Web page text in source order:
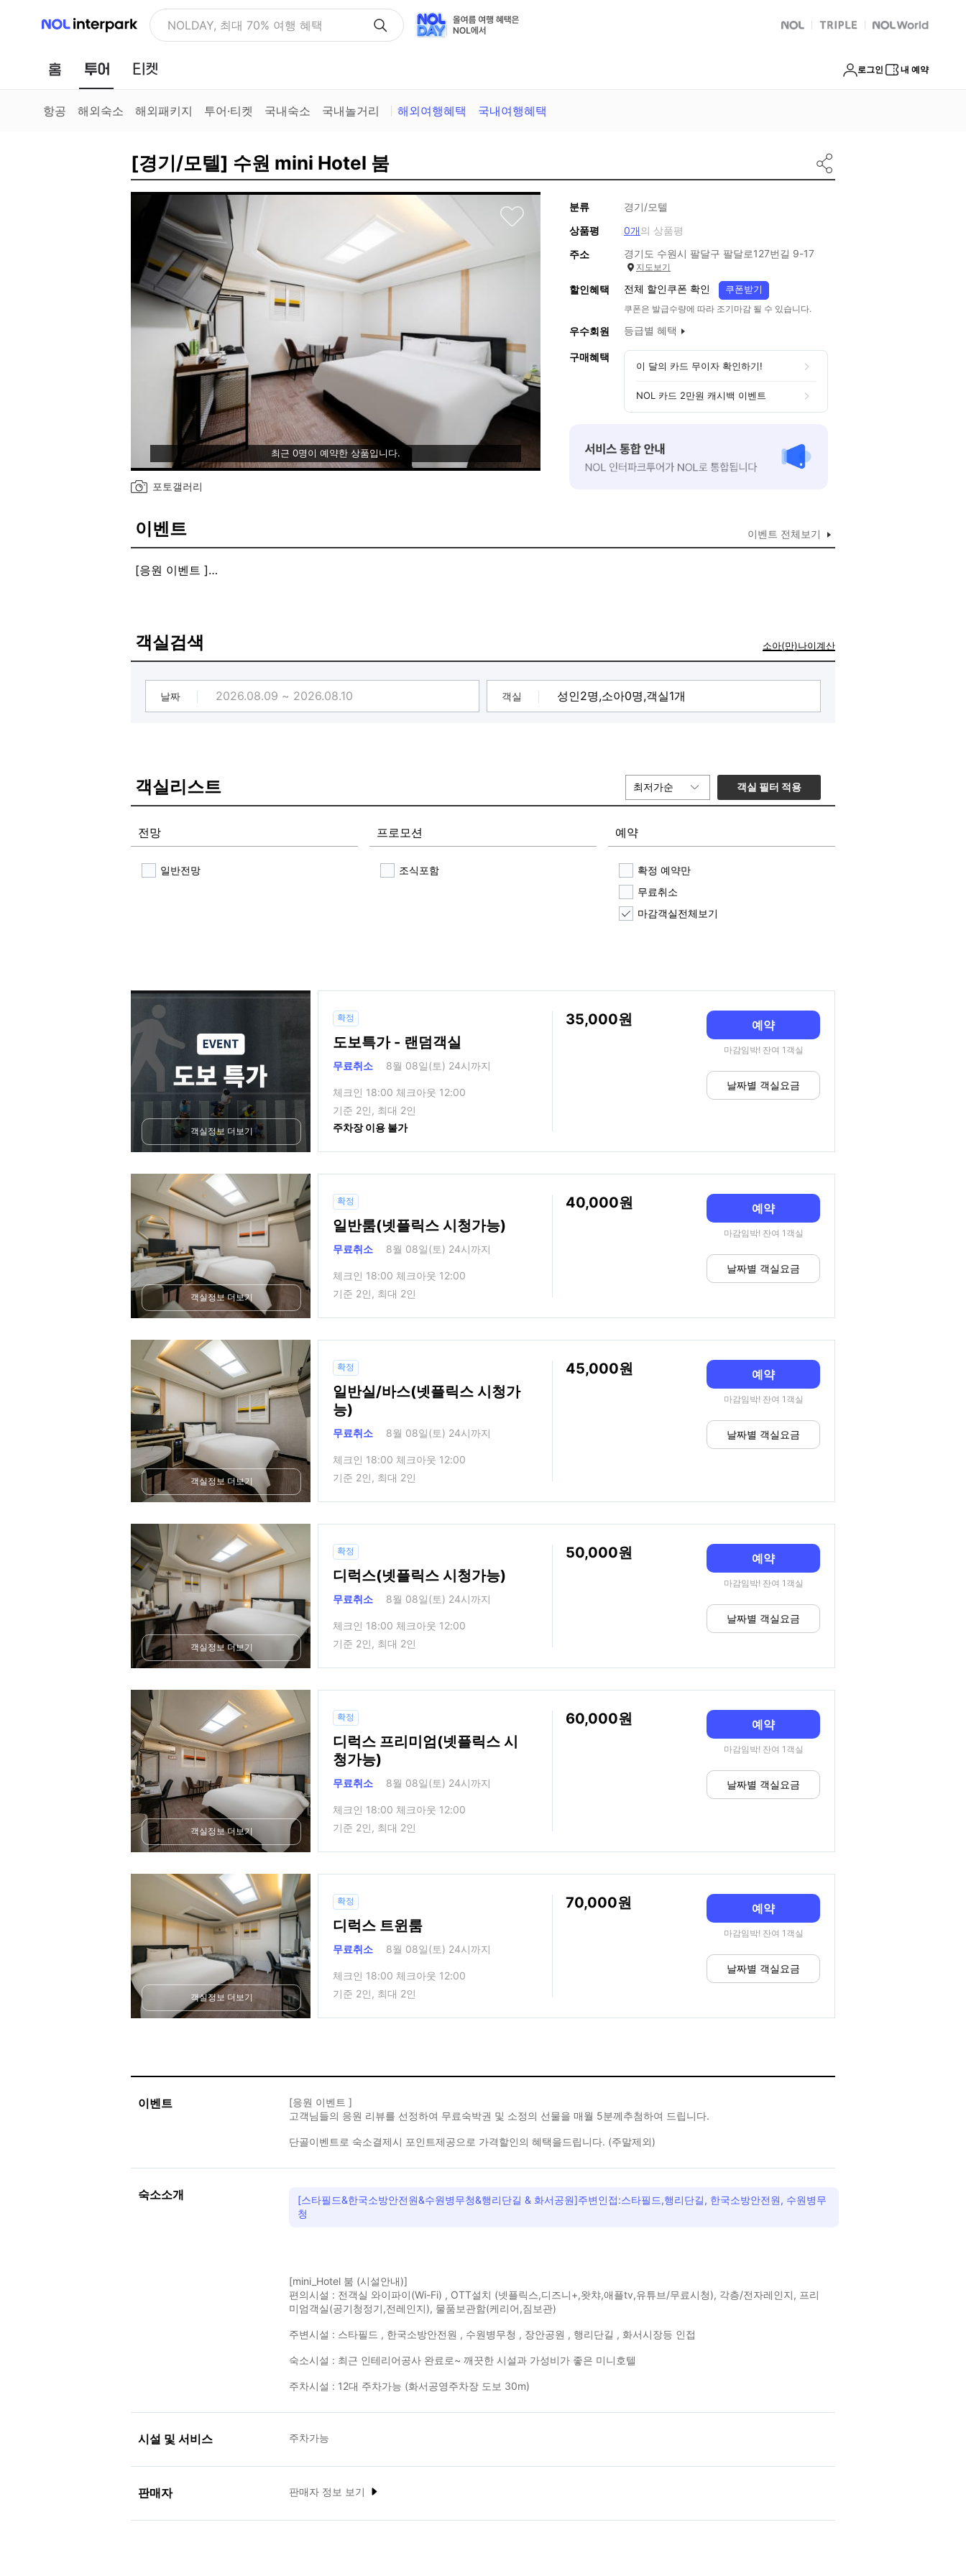
NOL 인터파크 NOLDAY, 최대 70% 여행 혜택 NOL 트리플 Global Interpark
홈 투어 로그인 내 예약
항공 해외숙소 해외패키지 투어·티켓 국내숙소 국내놀거리 해외여행혜택 국내여행혜택
[경기/모텔] 수원 mini Hotel 붐
최근 0명이 예약한 상품입니다.
포토갤러리
분류
경기/모텔
상품평
0개의 상품평
주소
경기도 수원시 팔달구 팔달로127번길 9-17
지도보기
할인혜택 전체 할인쿠폰 확인 쿠폰받기
쿠폰은 발급수량에 따라 조기마감 될 수 있습니다.
우수회원 등급별 혜택
구매혜택
이 달의 카드 무이자 확인하기!
NOL 카드 2만원 캐시백 이벤트
이벤트 이벤트 전체보기
[응원 이벤트 ]
객실검색 소아(만)나이계산
날짜 객실
객실리스트 최저가순 객실 필터 적용
전망
일반전망
프로모션
조식포함
예약
확정 예약만
무료취소
마감객실전체보기
객실정보 더보기
확정
도보특가 - 랜덤객실
무료취소 8월 08일(토) 24시까지
체크인 18:00 체크아웃 12:00
기준 2인, 최대 2인
주차장 이용 불가
35,000 예약
마감임박! 잔여 1객실
날짜별 객실요금
객실정보 더보기
확정
일반룸(넷플릭스 시청가능)
무료취소 8월 08일(토) 24시까지
체크인 18:00 체크아웃 12:00
기준 2인, 최대 2인
40,000 예약
마감임박! 잔여 1객실
날짜별 객실요금
객실정보 더보기
확정
일반실/바스(넷플릭스 시청가
능)
무료취소 8월 08일(토) 24시까지
체크인 18:00 체크아웃 12:00
기준 2인, 최대 2인
45,000 예약
마감임박! 잔여 1객실
날짜별 객실요금
객실정보 더보기
확정
디럭스(넷플릭스 시청가능)
무료취소 8월 08일(토) 24시까지
체크인 18:00 체크아웃 12:00
기준 2인, 최대 2인
50,000 예약
마감임박! 잔여 1객실
날짜별 객실요금
객실정보 더보기
확정
디럭스 프리미엄(넷플릭스 시
청가능)
무료취소 8월 08일(토) 24시까지
체크인 18:00 체크아웃 12:00
기준 2인, 최대 2인
60,000 예약
마감임박! 잔여 1객실
날짜별 객실요금
객실정보 더보기
확정
디럭스 트윈룸
무료취소 8월 08일(토) 24시까지
체크인 18:00 체크아웃 12:00
기준 2인, 최대 2인
70,000 예약
마감임박! 잔여 1객실
날짜별 객실요금
이벤트
[응원 이벤트 ]
고객님들의 응원 리뷰를 선정하여 무료숙박권 및 소정의 선물을 매월 5분께추첨하여 드립니다.
단골이벤트로 숙소결제시 포인트제공으로 가격할인의 혜택을드립니다. (주말제외)
숙소소개
[스타필드&한국소방안전원&수원병무청&행리단길 & 화서공원]주변인접:스타필드,행리단길, 한국소방안전원, 수원병무
청
[mini_Hotel 붐 (시설안내)]
편의시설 : 전객실 와이파이(Wi-Fi) , OTT설치 (넷플릭스,디즈니+,왓챠,애플tv,유튜브/무료시청), 각층/전자레인지, 프리
미엄객실(공기청정기,전레인지), 물품보관함(케리어,짐보관)
주변시설 : 스타필드 , 한국소방안전원 , 수원병무청 , 장안공원 , 행리단길 , 화서시장등 인접
숙소시설 : 최근 인테리어공사 완료로~ 깨끗한 시설과 가성비가 좋은 미니호텔
주차시설 : 12대 주차가능 (화서공영주차장 도보 30m)
시설 및 서비스 주차가능
판매자 판매자 정보 보기